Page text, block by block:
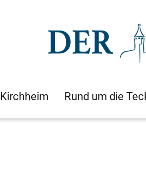
Kirchheim Rund um die